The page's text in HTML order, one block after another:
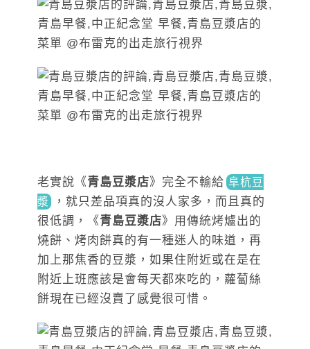
老實說《青島豆漿店》完全不輸給 阜杭豆
漿
，就只 差品項真的沒人家多，而且真的
很低調，《青島豆漿店》用傳統烤爐出的
燒餅、烤肉餅真的有一種迷人的味道，再
加上那焦香的豆漿，如果住附近或在是在
附近上班應該是會每天都來吃的，蘿蔔絲
餅現在已經沒賣了感覺很可惜。